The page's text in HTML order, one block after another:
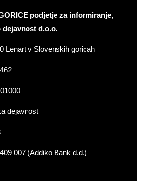
podjetje za informiranje,
d.o.o.
Lenart v Slovenskih goricah
dejavnost
007 (Addiko Bank d.d.)